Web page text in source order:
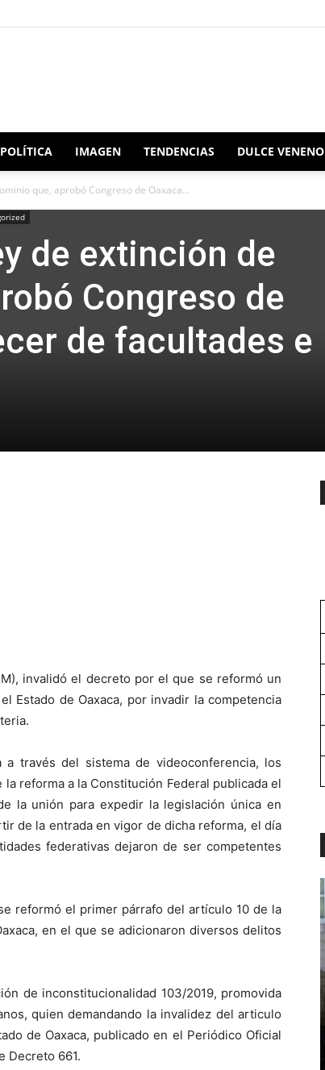
Redacción
IMAGEN TENDENCIAS DULCE VENENO
que, aprobó Congreso de Oaxaca...
de extinción de
Congreso de
de facultades e
invalidó el decreto por el que se reformó un
Estado de Oaxaca, por invadir la competencia
través del sistema de videoconferencia, los
reforma a la Constitución Federal publicada el
la unión para expedir la legislación única en
de la entrada en vigor de dicha reforma, el día
federativas dejaron de ser competentes
reformó el primer párrafo del artículo 10 de la
en el que se adicionaron diversos delitos
de inconstitucionalidad 103/2019, promovida
quien demandando la invalidez del articulo
de Oaxaca, publicado en el Periódico Oficial
Decreto 661.